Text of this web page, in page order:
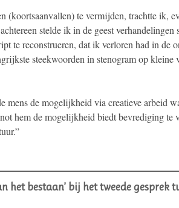
(koortsaanvallen) te vermijden, trachtte ik,
stelde ik in de geest verhandelingen
te reconstrueren, dat ik verloren had in de
steekwoorden in stenogram op kleine
mens de mogelijkheid via creatieve arbeid
hem de mogelijkheid biedt bevrediging te
het bestaan’ bij het tweede gesprek